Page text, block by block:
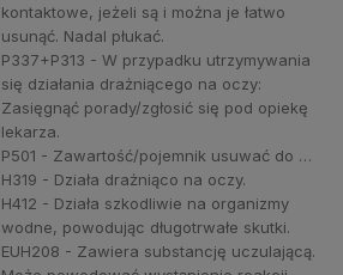
kontaktowe, jeżeli są i można je łatwo
usunąć. Nadal płukać.
P337+P313 - W przypadku utrzymywania
się działania drażniącego na oczy:
Zasięgnąć porady/zgłosić się pod opiekę
lekarza.
P501 - Zawartość/pojemnik usuwać do …
H319 - Działa drażniąco na oczy.
H412 - Działa szkodliwie na organizmy
wodne, powodując długotrwałe skutki.
EUH208 - Zawiera substancję uczulającą.